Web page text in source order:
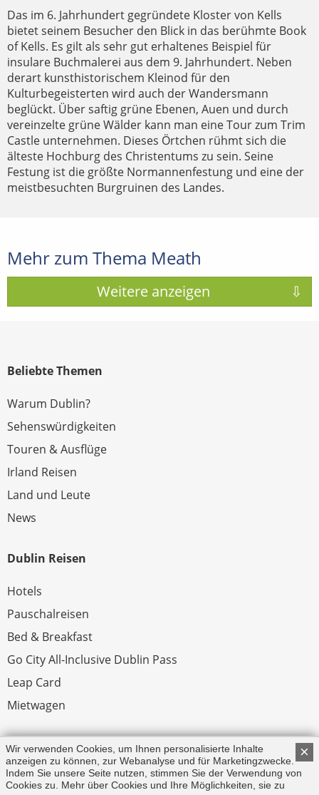
Das im 6. Jahrhundert gegründete Kloster von Kells
bietet seinem Besucher den Blick in das berühmte Book
of Kells. Es gilt als sehr gut erhaltenes Beispiel für
insulare Buchmalerei aus dem 9. Jahrhundert. Neben
derart kunsthistorischem Kleinod für den
Kulturbegeisterten wird auch der Wandersmann
beglückt. Über saftig grüne Ebenen, Auen und durch
vereinzelte grüne Wälder kann man eine Tour zum Trim
Castle unternehmen. Dieses Örtchen rühmt sich die
älteste Hochburg des Christentums zu sein. Seine
Festung ist die größte Normannenfestung und eine der
meistbesuchten Burgruinen des Landes.
Mehr zum Thema Meath
Beliebte Themen
Warum Dublin?
Sehenswürdigkeiten
Touren & Ausflüge
Irland Reisen
Land und Leute
News
Dublin Reisen
Hotels
Pauschalreisen
Bed & Breakfast
Go City All-Inclusive Dublin Pass
Leap Card
Mietwagen
Rechtliches
Impressum
×
Wir verwenden Cookies, um Ihnen personalisierte Inhalte
anzeigen zu können, zur Webanalyse und für Marketingzwecke.
Indem Sie unsere Seite nutzen, stimmen Sie der Verwendung von
Cookies zu. Mehr über Cookies und Ihre Möglichkeiten, sie zu